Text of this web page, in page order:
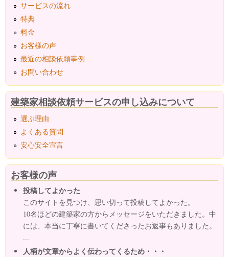
サービスの流れ
特典
料金
お客様の声
最近の相談依頼事例
お問い合わせ
建築家相談依頼サービスの申し込みについて
選ぶ理由
よくある質問
安心安全宣言
お客様の声
投稿してよかった
このサイトを見つけ、思い切って投稿してよかった。
10名ほどの建築家の方からメッセージをいただきました。中
には、本当に丁寧に書いてくださったお返事もありました。
...
人柄が文章からよく伝わってくるため・・・